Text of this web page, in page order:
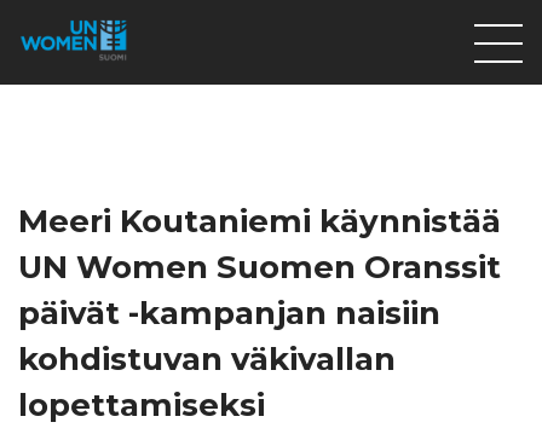
Mitä teemme
Tietoa meistä
På Svenska
Valikon rivi
Meeri Koutaniemi käynnistää
UN Women Suomen Oranssit
päivät -kampanjan naisiin
kohdistuvan väkivallan
lopettamiseksi